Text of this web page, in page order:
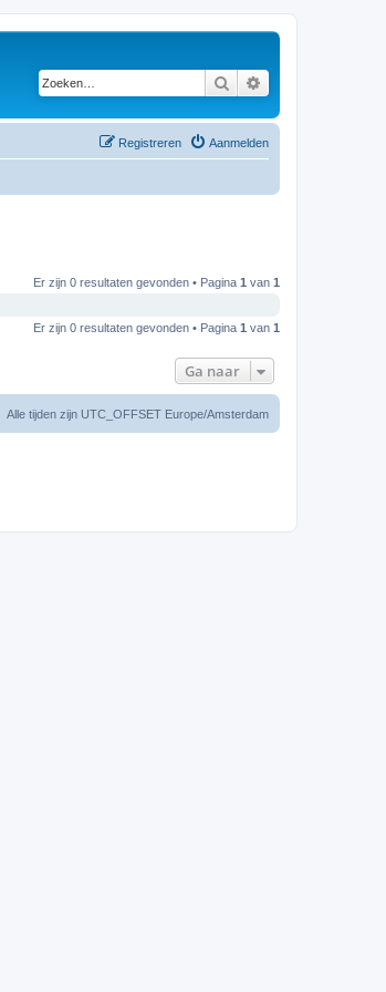
Zoeken
Aanmelden
Registreren
Er zijn 0 resultaten gevonden • Pagina 1 van 1
Er zijn 0 resultaten gevonden • Pagina 1 van 1
Ga naar
Alle tijden zijn UTC_OFFSET Europe/Amsterdam